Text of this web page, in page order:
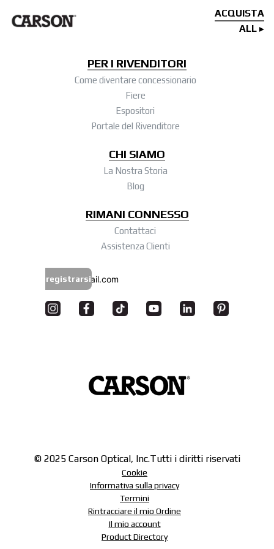
ACQUISTA
ALL
PER I RIVENDITORI
Come diventare concessionario
Fiere
Espositori
Portale del Rivenditore
CHI SIAMO
La Nostra Storia
Blog
RIMANI CONNESSO
Contattaci
Assistenza Clienti
registrarsi
© 2025 Carson Optical, Inc.Tutti i diritti riservati
Cookie
Informativa sulla privacy
Termini
Rintracciare il mio Ordine
Il mio account
Product Directory